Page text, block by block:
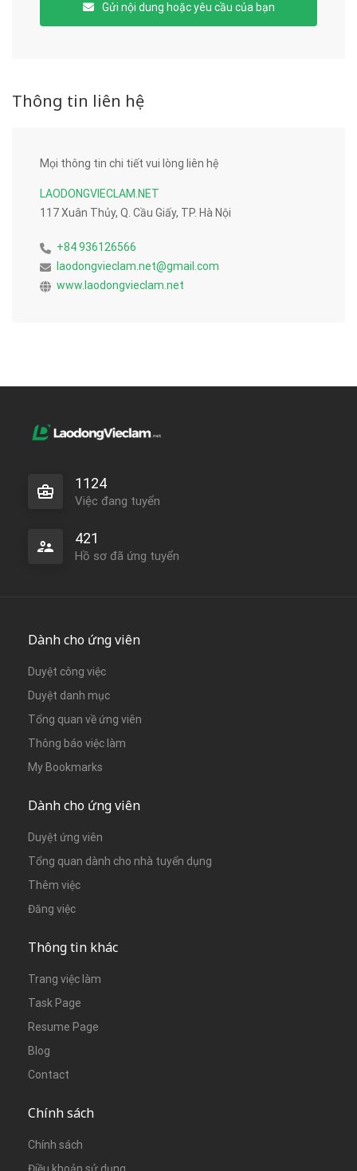
Gửi nội dung hoặc yêu cầu của bạn
Thông tin liên hệ
Mọi thông tin chi tiết vui lòng liên hệ
LAODONGVIECLAM.NET
117 Xuân Thủy, Q. Cầu Giấy, TP. Hà Nội
+84 936126566
laodongvieclam.net@gmail.com
www.laodongvieclam.net
1124
Việc đang tuyển
421
Hồ sơ đã ứng tuyển
Dành cho ứng viên
Duyệt công việc
Duyệt danh mục
Tổng quan về ứng viên
Thông báo việc làm
My Bookmarks
Dành cho ứng viên
Duyệt ứng viên
Tổng quan dành cho nhà tuyển dụng
Thêm việc
Đăng việc
Thông tin khác
Trang việc làm
Task Page
Resume Page
Blog
Contact
Chính sách
Chính sách